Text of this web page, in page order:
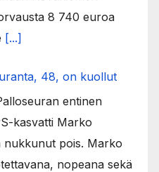
8 740 euroa
[...]
48, on kuollut
entinen
kasvatti Marko
nukkunut pois. Marko
nopeana sekä